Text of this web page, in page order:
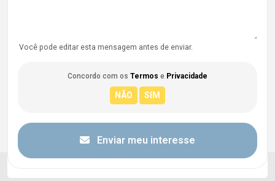
Você pode editar esta mensagem antes de enviar.
Concordo com os Termos e Privacidade
Enviar meu interesse